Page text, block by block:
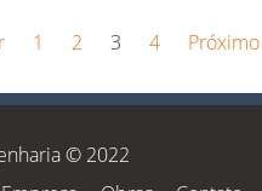
1 2 3 4 Próximo
© 2022